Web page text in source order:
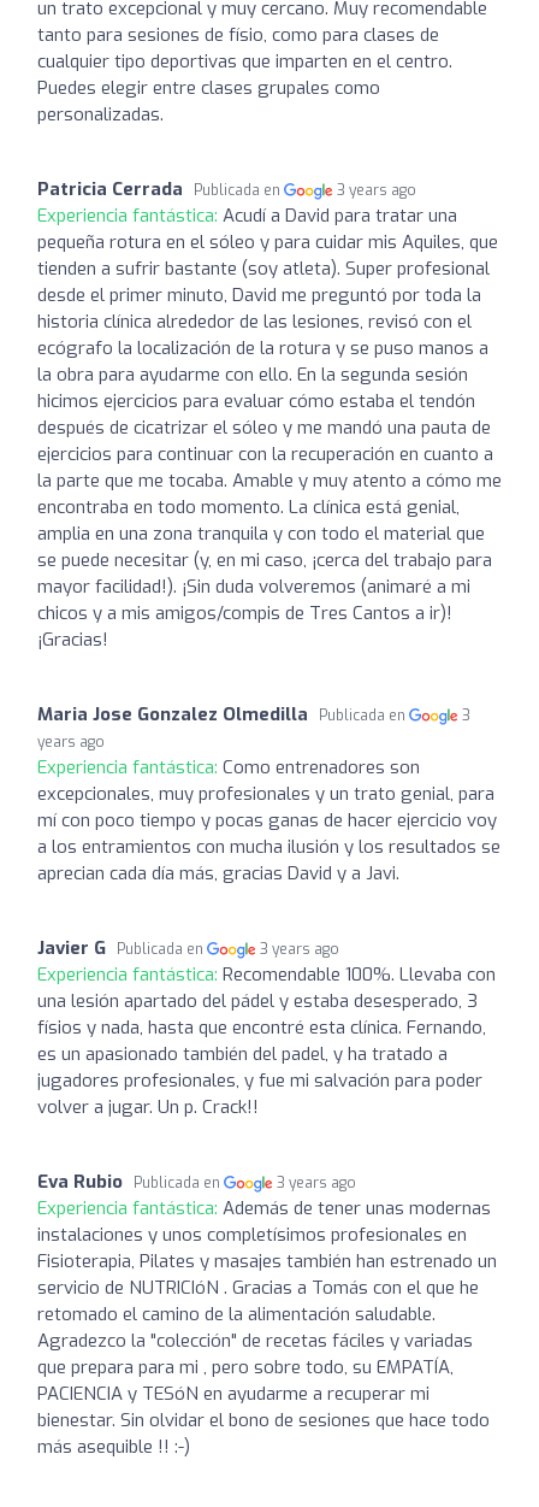
un trato excepcional y muy cercano. Muy recomendable
tanto para sesiones de físio, como para clases de
cualquier tipo deportivas que imparten en el centro.
Puedes elegir entre clases grupales como
personalizadas.
Patricia Cerrada Publicada en 3 years ago
Experiencia fantástica: Acudí a David para tratar una
pequeña rotura en el sóleo y para cuidar mis Aquiles, que
tienden a sufrir bastante (soy atleta). Super profesional
desde el primer minuto, David me preguntó por toda la
historia clínica alrededor de las lesiones, revisó con el
ecógrafo la localización de la rotura y se puso manos a
la obra para ayudarme con ello. En la segunda sesión
hicimos ejercicios para evaluar cómo estaba el tendón
después de cicatrizar el sóleo y me mandó una pauta de
ejercicios para continuar con la recuperación en cuanto a
la parte que me tocaba. Amable y muy atento a cómo me
encontraba en todo momento. La clínica está genial,
amplia en una zona tranquila y con todo el material que
se puede necesitar (y, en mi caso, ¡cerca del trabajo para
mayor facilidad!). ¡Sin duda volveremos (animaré a mi
chicos y a mis amigos/compis de Tres Cantos a ir)!
¡Gracias!
Maria Jose Gonzalez Olmedilla Publicada en
3
years ago
Experiencia fantástica: Como entrenadores son
excepcionales, muy profesionales y un trato genial, para
mí con poco tiempo y pocas ganas de hacer ejercicio voy
a los entramientos con mucha ilusión y los resultados se
aprecian cada día más, gracias David y a Javi.
Javier G Publicada en 3 years ago
Experiencia fantástica: Recomendable 100%. Llevaba con
una lesión apartado del pádel y estaba desesperado, 3
físios y nada, hasta que encontré esta clínica. Fernando,
es un apasionado también del padel, y ha tratado a
jugadores profesionales, y fue mi salvación para poder
volver a jugar. Un p. Crack!!
Eva Rubio Publicada en 3 years ago
Experiencia fantástica: Además de tener unas modernas
instalaciones y unos completísimos profesionales en
Fisioterapia, Pilates y masajes también han estrenado un
servicio de NUTRICIóN . Gracias a Tomás con el que he
retomado el camino de la alimentación saludable.
Agradezco la "colección" de recetas fáciles y variadas
que prepara para mi , pero sobre todo, su EMPATÍA,
PACIENCIA y TESóN en ayudarme a recuperar mi
bienestar. Sin olvidar el bono de sesiones que hace todo
más asequible !! :-)